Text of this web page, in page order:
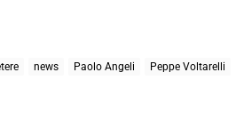
news Paolo Angeli
Peppe Voltarelli